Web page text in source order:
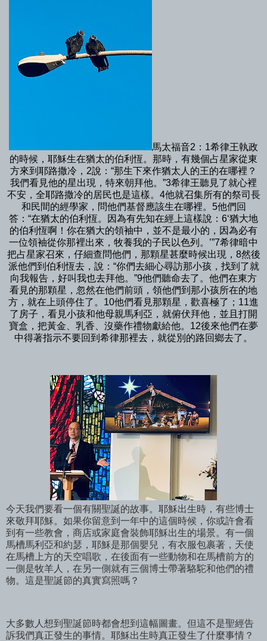
馬太福音2：1希律王執政
的時候，耶穌生在猶太的伯利恆。那時，有幾個占星家從東
方來到耶路撒冷，2說：“那生下來作猶太人的王的在哪裡？
我們看見他的星出現，特來朝拜他。”3希律王聽見了就心裡
不安，全耶路撒冷的居民也是這樣。4他就召集所有的祭司長
和民間的經學家，問他們基督應該生在哪裡。5他們回
答：“在猶太的伯利恆。因為有先知在經上這樣說：6‘猶大地
的伯利恆啊！你在猶大的領袖中，並不是最小的，因為必有
一位領袖從你那裡出來，牧養我的子民以色列。’”7希律暗中
把占星家召來，仔細查問他們，那顆星甚麼時候出現，8然後
派他們到伯利恆去，說：“你們去細心尋訪那小孩，找到了就
向我報告，好叫我也去拜他。”9他們聽命去了。他們在東方
看見的那顆星，忽然在他們前頭，領他們到那小孩所在的地
方，就在上頭停住了。10他們看見那顆星，歡喜極了；11進
了房子，看見小孩和他母親馬利亞，就俯伏拜他，並且打開
寶盒，把黃金、乳香、沒藥作禮物獻給他。12後來他們在夢
中得著指示不要回到希律那裡去，就從別的路回鄉去了。
今天我們要看一個有關聖誕的故事。耶穌出生時，有些博士
來敬拜耶穌。如果你留意到一年中的這個時候，你或許會看
到有一些教會，商店或家庭會裝飾耶穌出生的場景。有一個
馬槽馬利亞和約瑟，耶穌是那個嬰兒，有衣服包裹著，天使
在馬槽上方的天空唱歌，在後面有一些動物和在馬槽前方的
一側是牧羊人，在另一側就有三個博士帶著駱駝和他們的禮
物。這是聖誕節的真實寫照嗎？
大多數人想到聖誕節時都會想到這幅圖畫。但這不是聖經告
訴我們真正發生的事情。耶穌出生時真正發生了什麼事情？